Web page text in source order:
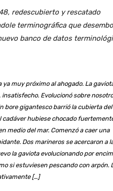
redescubierto y rescatado
terminográfica que
banco de datos
muy próximo al ahogado. La
Evolucionó sobre
bore gigantesco barrió la cubierta del
cadáver hubiese chocado
medio del mar. Comenzó a caer una
Dos marineros se acercaron a
la gaviota evolucionando por
si estuviesen pescando con arpón.
[…]